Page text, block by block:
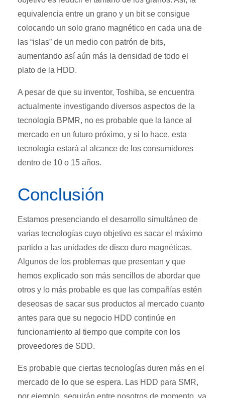
equivalencia entre un grano y un bit se consigue
colocando un solo grano magnético en cada una de
las “islas” de un medio con patrón de bits,
aumentando así aún más la densidad de todo el
plato de la HDD.
A pesar de que su inventor, Toshiba, se encuentra
actualmente investigando diversos aspectos de la
tecnología BPMR, no es probable que la lance al
mercado en un futuro próximo, y si lo hace, esta
tecnología estará al alcance de los consumidores
dentro de 10 o 15 años.
Conclusión
Estamos presenciando el desarrollo simultáneo de
varias tecnologías cuyo objetivo es sacar el máximo
partido a las unidades de disco duro magnéticas.
Algunos de los problemas que presentan y que
hemos explicado son más sencillos de abordar que
otros y lo más probable es que las compañías estén
deseosas de sacar sus productos al mercado cuanto
antes para que su negocio HDD continúe en
funcionamiento al tiempo que compite con los
proveedores de SDD.
Es probable que ciertas tecnologías duren más en el
mercado de lo que se espera. Las HDD para SMR,